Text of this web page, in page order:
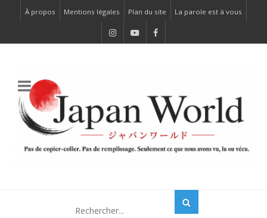
À propos Mentions légales Plan du site La parole est à vous